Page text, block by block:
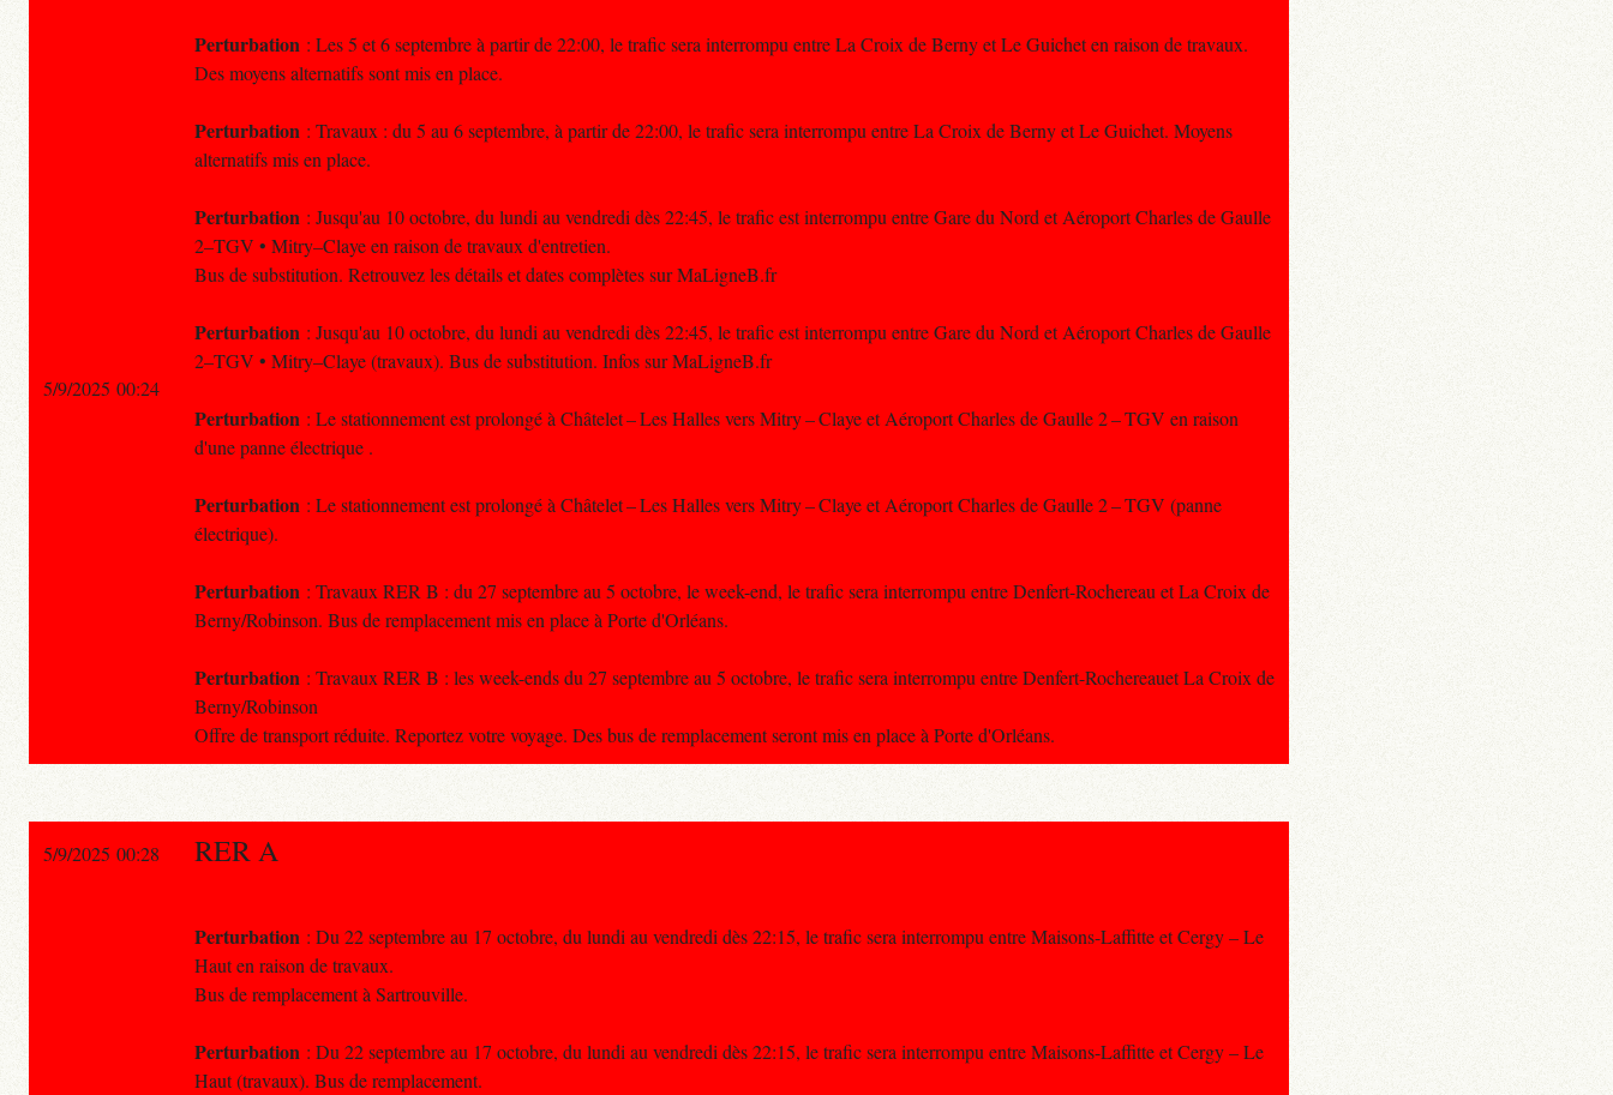
Perturbation : Les 5 et 6 septembre à partir de 22:00, le trafic sera interrompu entre La Croix de Berny et Le Guichet en raison de travaux.
Des moyens alternatifs sont mis en place.
Perturbation : Travaux : du 5 au 6 septembre, à partir de 22:00, le trafic sera interrompu entre La Croix de Berny et Le Guichet. Moyens
alternatifs mis en place.
Perturbation : Jusqu'au 10 octobre, du lundi au vendredi dès 22:45, le trafic est interrompu entre Gare du Nord et Aéroport Charles de Gaulle
2–TGV • Mitry–Claye en raison de travaux d'entretien.
Bus de substitution. Retrouvez les détails et dates complètes sur MaLigneB.fr
Perturbation : Jusqu'au 10 octobre, du lundi au vendredi dès 22:45, le trafic est interrompu entre Gare du Nord et Aéroport Charles de Gaulle
2–TGV • Mitry–Claye (travaux). Bus de substitution. Infos sur MaLigneB.fr
Perturbation : Le stationnement est prolongé à Châtelet – Les Halles vers Mitry – Claye et Aéroport Charles de Gaulle 2 – TGV en raison
d'une panne électrique .
Perturbation : Le stationnement est prolongé à Châtelet – Les Halles vers Mitry – Claye et Aéroport Charles de Gaulle 2 – TGV (panne
électrique).
Perturbation : Travaux RER B : du 27 septembre au 5 octobre, le week-end, le trafic sera interrompu entre Denfert-Rochereau et La Croix de
Berny/Robinson. Bus de remplacement mis en place à Porte d'Orléans.
Perturbation : Travaux RER B : les week-ends du 27 septembre au 5 octobre, le trafic sera interrompu entre Denfert-Rochereauet La Croix de
Berny/Robinson
Offre de transport réduite. Reportez votre voyage. Des bus de remplacement seront mis en place à Porte d'Orléans.
5/9/2025 00:24
5/9/2025 00:28 RER A
Perturbation : Du 22 septembre au 17 octobre, du lundi au vendredi dès 22:15, le trafic sera interrompu entre Maisons-Laffitte et Cergy – Le
Haut en raison de travaux.
Bus de remplacement à Sartrouville.
Perturbation : Du 22 septembre au 17 octobre, du lundi au vendredi dès 22:15, le trafic sera interrompu entre Maisons-Laffitte et Cergy – Le
Haut (travaux). Bus de remplacement.